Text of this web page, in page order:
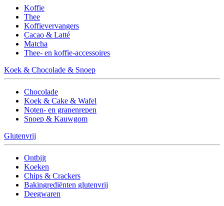
Koffie
Thee
Koffievervangers
Cacao & Latté
Matcha
Thee- en koffie-accessoires
Koek & Chocolade & Snoep
Chocolade
Koek & Cake & Wafel
Noten- en granenrepen
Snoep & Kauwgom
Glutenvrij
Ontbijt
Koeken
Chips & Crackers
Bakingrediënten glutenvrij
Deegwaren